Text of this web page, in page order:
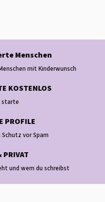
Menschen
mit Kinderwunsch
KOSTENLOS
starte
PROFILE
vor Spam
PRIVAT
und wem du schreibst